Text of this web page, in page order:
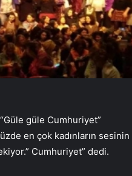
güle Cumhuriyet”
en çok kadınların sesinin
Cumhuriyet” dedi.